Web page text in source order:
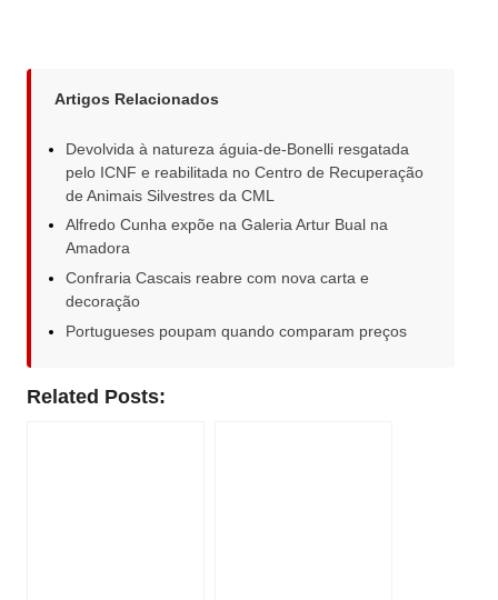
Artigos Relacionados
Devolvida à natureza águia-de-Bonelli resgatada
pelo ICNF e reabilitada no Centro de Recuperação
de Animais Silvestres da CML
Alfredo Cunha expõe na Galeria Artur Bual na
Amadora
Confraria Cascais reabre com nova carta e
decoração
Portugueses poupam quando comparam preços
Related Posts: